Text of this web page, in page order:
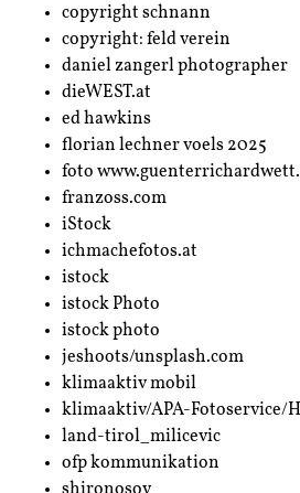
copyright schnann
copyright: feld verein
daniel zangerl photographer
dieWEST.at
ed hawkins
florian lechner voels 2025
foto
franzoss.com
iStock
ichmachefotos.at
istock
istock Photo
istock photo
jeshoots/unsplash.com
klimaaktiv mobil
klimaaktiv/APA-Fotoservice/
land-tirol_milicevic
ofp kommunikation